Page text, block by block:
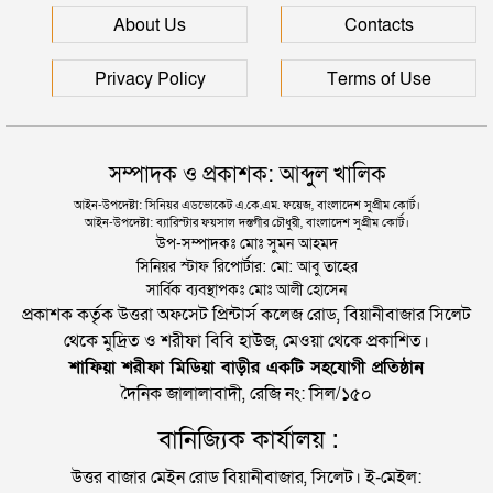
সিলেটে হামের উপসর্গ আরও ২ শিশুর মৃত্যু
About Us Contacts
Privacy Policy Terms of Use
সম্পাদক ও প্রকাশক: আব্দুল খালিক
আইন-উপদেষ্টা: সিনিয়র এডভোকেট এ.কে.এম. ফয়েজ, বাংলাদেশ সুপ্রীম কোর্ট।
আইন-উপদেষ্টা: ব্যারিস্টার ফয়সাল দস্তগীর চৌধুরী, বাংলাদেশ সুপ্রীম কোর্ট।
উপ-সম্পাদকঃ মোঃ সুমন আহমদ
সিনিয়র স্টাফ রিপোর্টার: মো: আবু তাহের
সার্বিক ব্যবস্থাপকঃ মোঃ আলী হোসেন
প্রকাশক কর্তৃক উত্তরা অফসেট প্রিন্টার্স কলেজ রোড, বিয়ানীবাজার সিলেট
থেকে মুদ্রিত ও শরীফা বিবি হাউজ, মেওয়া থেকে প্রকাশিত।
শাফিয়া শরীফা মিডিয়া বাড়ীর একটি সহযোগী প্রতিষ্ঠান
দৈনিক জালালাবাদী, রেজি নং: সিল/১৫০
বানিজ্যিক কার্যালয় :
উত্তর বাজার মেইন রোড বিয়ানীবাজার, সিলেট। ই-মেইল: